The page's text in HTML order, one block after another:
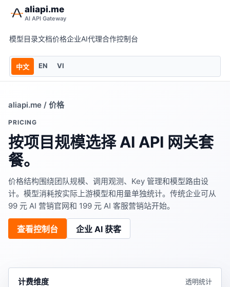
aliapi.me
AI API Gateway
模型目录文档价格企业AI代理合作控制台
中文 EN VI
aliapi.me / 价格
PRICING
按项目规模选择 AI API 网关套
餐。
价格结构围绕团队规模、调用观测、Key 管理和模型路由设
计。模型消耗按实际上游模型和用量单独统计。传统企业可从
99 元 AI 营销官网和 199 元 AI 客服营销站开始。
查看控制台 企业 AI 获客
计费维度 透明统计